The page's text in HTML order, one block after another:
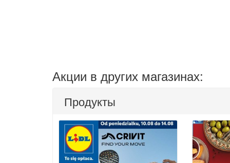
Акции в других магазинах:
Продукты